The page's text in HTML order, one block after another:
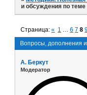
и обсуждения по
Вопросы, дополнения
Страница:« 1 … 6 7 8
А. Беркут
Модератор